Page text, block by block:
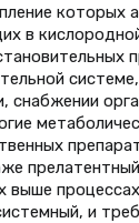
которых
в
снабжении
выше
и